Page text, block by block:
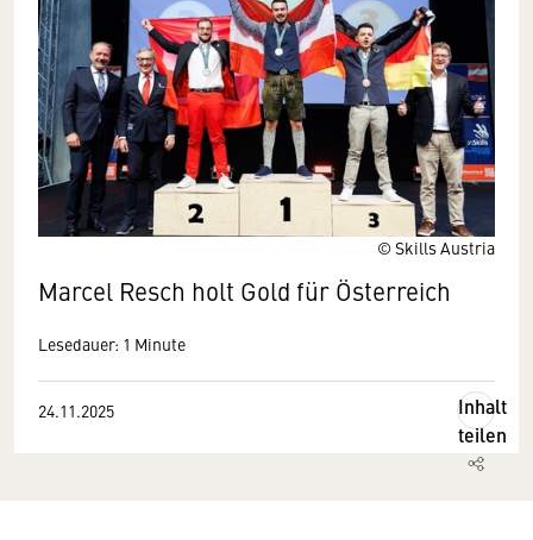
© Skills Austria
Marcel Resch holt Gold für Österreich
Lesedauer: 1 Minute
24.11.2025
Inhalt
teilen